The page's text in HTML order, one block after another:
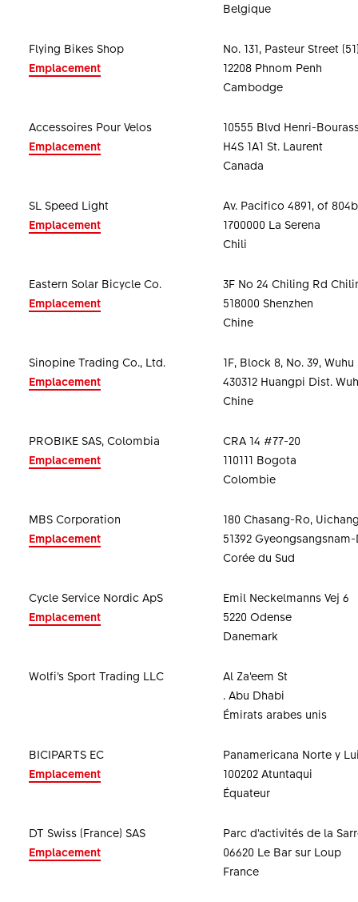
Belgique
Flying Bikes Shop
Emplacement
No. 131, Pasteur Street
12208 Phnom Penh
Cambodge
Accessoires Pour Velos
Emplacement
10555 Blvd Henri-
H4S 1A1 St. Laurent
Canada
SL Speed Light
Emplacement
Av. Pacifico 4891, of 804b
1700000 La Serena
Chili
Eastern Solar Bicycle Co.
Emplacement
3F No 24 Chiling Rd
518000 Shenzhen
Chine
Sinopine Trading Co., Ltd.
Emplacement
1F, Block 8, No. 39,
430312 Huangpi Dist.
Chine
PROBIKE SAS, Colombia
Emplacement
CRA 14 #77-20
110111 Bogota
Colombie
MBS Corporation
Emplacement
180 Chasang-Ro,
51392
Corée du Sud
Cycle Service Nordic ApS
Emplacement
Emil Neckelmanns Vej 6
5220 Odense
Danemark
Wolfi’s Sport Trading LLC
Al Za’eem St
. Abu Dhabi
Émirats arabes unis
BICIPARTS EC
Emplacement
Panamericana Norte y
100202 Atuntaqui
Équateur
DT Swiss (France) SAS
Emplacement
Parc d'activités de la
06620 Le Bar sur Loup
France